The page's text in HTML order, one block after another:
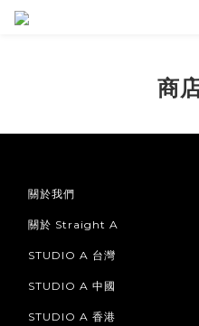
商
關於我們
關於 Straight A
STUDIO A 台灣
STUDIO A 中國
STUDIO A 香港